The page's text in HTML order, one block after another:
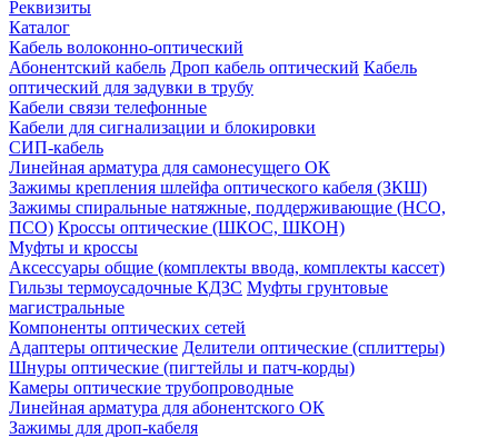
Реквизиты
Каталог
Кабель волоконно-оптический
Абонентский кабель Дроп кабель оптический Кабель
оптический для задувки в трубу
Кабели связи телефонные
Кабели для сигнализации и блокировки
СИП-кабель
Линейная арматура для самонесущего ОК
Зажимы крепления шлейфа оптического кабеля (ЗКШ)
Зажимы спиральные натяжные, поддерживающие (НСО,
ПСО) Кроссы оптические (ШКОС, ШКОН)
Муфты и кроссы
Аксессуары общие (комплекты ввода, комплекты кассет)
Гильзы термоусадочные КДЗС Муфты грунтовые
магистральные
Компоненты оптических сетей
Адаптеры оптические Делители оптические (сплиттеры)
Шнуры оптические (пигтейлы и патч-корды)
Камеры оптические трубопроводные
Линейная арматура для абонентского ОК
Зажимы для дроп-кабеля